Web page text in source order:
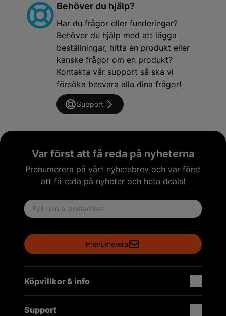
Behöver du hjälp?
Har du frågor eller funderingar?
Behöver du hjälp med att lägga
beställningar, hitta en produkt eller
kanske frågor om en produkt?
Kontakta vår support så ska vi
försöka besvara alla dina frågor!
Support
Var först att få reda på nyheterna
Prenumerera på vårt nyhetsbrev och var först
att få reda på nyheter och heta deals!
Email address
Prenumerera
Köpvillkor & info
Support